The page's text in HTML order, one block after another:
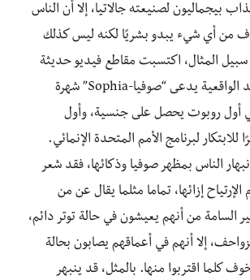
بيجماليون لصنيعته جالاتيا، إلا أن الناس
من أي شيء يبدو بشريًا لكنه ليس كذلك
المثال، اكتسبت مقاطع فيديو حديثة
تصور روبوت شديد الواقعية يدعى “صوفيا-Sophia” شهرة
أول روبوت يحصل على جنسية، وأول
لبرنامج الأمم المتحدة الإنمائي.
الناس بمظهر صوفيا وذكائها، فقد شعر
إزائها، تماما مثلما يقال عن من
السامة من أنهم يعيشون في حالة توتر دائم،
إلا أنهم في أعماقهم يصابون بحالة
كلما اقتربوا منها. بالمثل، قد ينبهر